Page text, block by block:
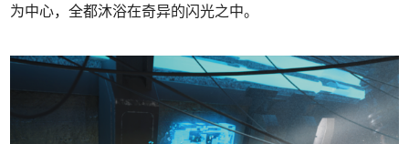
为中心，全都沐浴在奇异的闪光之中。